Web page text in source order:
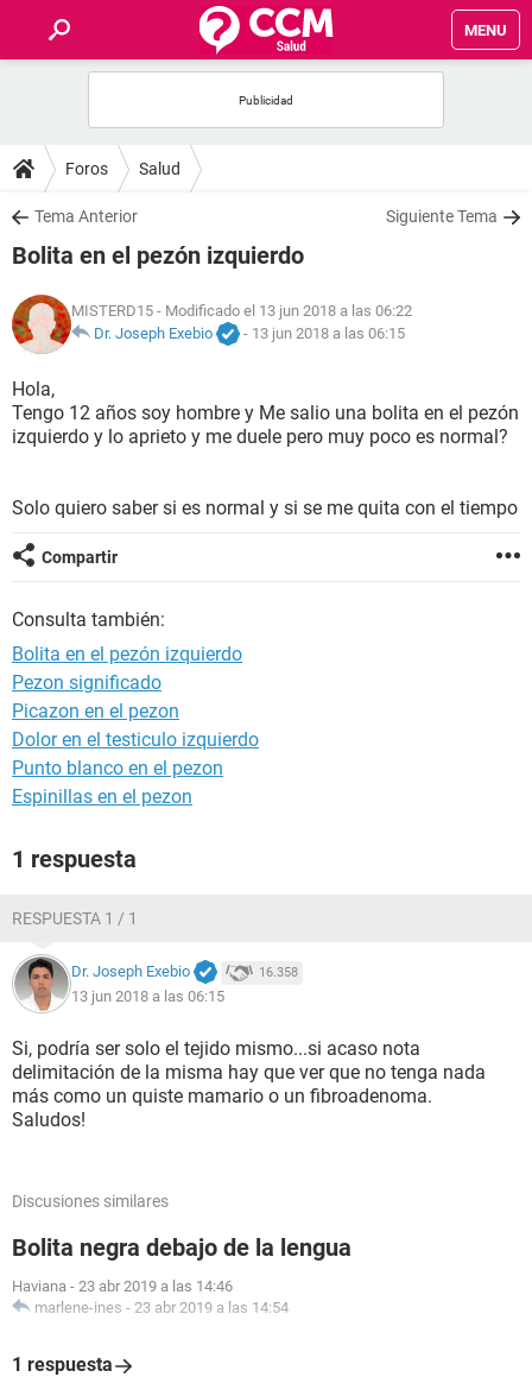
MENU
FOROS
SALUD
NUTRICIÓN
BIENESTAR
GLOSARIO
Foros Salud
Tema Anterior Siguiente Tema
Bolita en el pezón izquierdo
MISTERD15 - Modificado el 13 jun 2018 a las 06:22
Dr. Joseph Exebio
- 13 jun 2018 a las 06:15
Hola,
Tengo 12 años soy hombre y Me salio una bolita en el pezón
izquierdo y lo aprieto y me duele pero muy poco es normal?
Solo quiero saber si es normal y si se me quita con el tiempo
Compartir
Consulta también:
Bolita en el pezón izquierdo
Pezon significado
Picazon en el pezon
Dolor en el testiculo izquierdo
Punto blanco en el pezon
Espinillas en el pezon
1 respuesta
RESPUESTA 1 / 1
Dr. Joseph Exebio 16.358
13 jun 2018 a las 06:15
Si, podría ser solo el tejido mismo...si acaso nota
delimitación de la misma hay que ver que no tenga nada
más como un quiste mamario o un fibroadenoma.
Saludos!
Discusiones similares
Bolita negra debajo de la lengua
Haviana - 23 abr 2019 a las 14:46
marlene-ines - 23 abr 2019 a las 14:54
1 respuesta